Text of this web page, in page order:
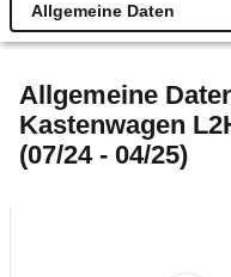
Allgemeine Daten
Technische Daten
Allgemeine
Kastenwagen
(07/24 - 04/25)